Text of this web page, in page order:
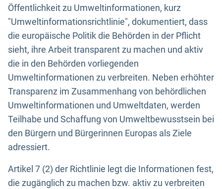
Öffentlichkeit zu Umweltinformationen, kurz
"Umweltinformationsrichtlinie", dokumentiert, dass
die europäische Politik die Behörden in der Pflicht
sieht, ihre Arbeit transparent zu machen und aktiv
die in den Behörden vorliegenden
Umweltinformationen zu verbreiten. Neben erhöhter
Transparenz im Zusammenhang von behördlichen
Umweltinformationen und Umweltdaten, werden
Teilhabe und Schaffung von Umweltbewusstsein bei
den Bürgern und Bürgerinnen Europas als Ziele
adressiert.
Artikel 7 (2) der Richtlinie legt die Informationen fest,
die zugänglich zu machen bzw. aktiv zu verbreiten